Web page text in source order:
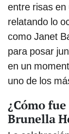
entre risas
relatando lo
como Janet
para posar
en un
uno de los
¿Cómo
Brunella